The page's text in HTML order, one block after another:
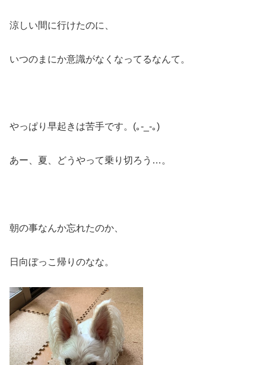
涼しい間に行けたのに、
いつのまにか意識がなくなってるなんて。
やっぱり早起きは苦手です。(｡-_-｡)
あー、夏、どうやって乗り切ろう…。
朝の事なんか忘れたのか、
日向ぼっこ帰りのなな。